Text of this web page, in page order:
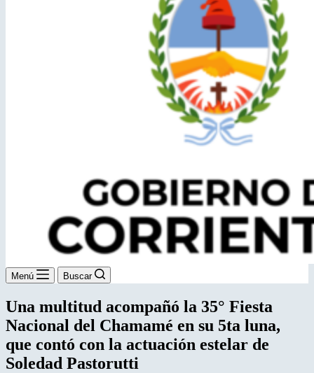
Menú Buscar
Una multitud acompañó la 35° Fiesta
Nacional del Chamamé en su 5ta luna,
que contó con la actuación estelar de
Soledad Pastorutti